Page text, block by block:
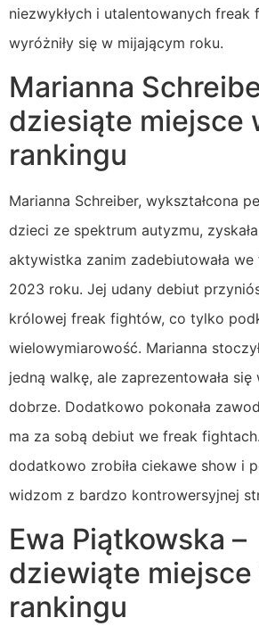
niezwykłych i utalentowanych freak
wyróżniły się w mijającym roku.
Marianna
dziesiąte miejsce
rankingu
Marianna Schreiber, wykształcona
dzieci ze spektrum autyzmu,
aktywistka zanim zadebiutowała
2023 roku. Jej udany debiut
królowej freak fightów, co tylko
wielowymiarowość. Marianna
jedną walkę, ale zaprezentowała
dobrze. Dodatkowo pokonała
ma za sobą debiut we freak
dodatkowo zrobiła ciekawe show i
widzom z bardzo kontrowersyjnej
Ewa Piątkowska –
dziewiąte miejsce
rankingu